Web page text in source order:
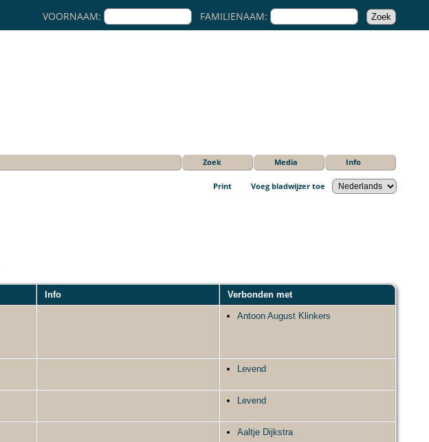
VOORNAAM: FAMILIENAAM:
Zoek Media Info
Print Voeg bladwijzer toe
Info Verbonden met
Antoon August Klinkers
Levend
Levend
Aaltje Dijkstra